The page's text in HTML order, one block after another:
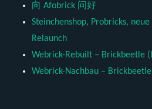
向 Afobrick 问好
Steinchenshop, Probricks,
Relaunch
Webrick-Rebuilt – Brickbeetle
Webrick-Nachbau –